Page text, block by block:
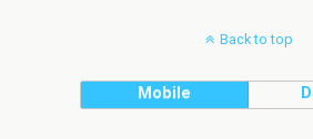
Back to top
Mobile